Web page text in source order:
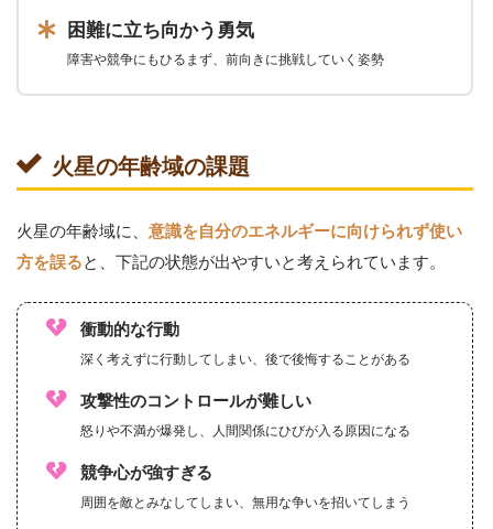
困難に立ち向かう勇気
障害や競争にもひるまず、前向きに挑戦していく姿勢
火星の年齢域の課題
火星の年齢域に、 意識を自分のエネルギーに向けられず使い
方を誤ると、下記の状態が出やすいと考えられています。
衝動的な行動
深く考えずに行動してしまい、後で後悔することがある
攻撃性のコントロールが難しい
怒りや不満が爆発し、人間関係にひびが入る原因になる
競争心が強すぎる
周囲を敵とみなしてしまい、無用な争いを招いてしまう